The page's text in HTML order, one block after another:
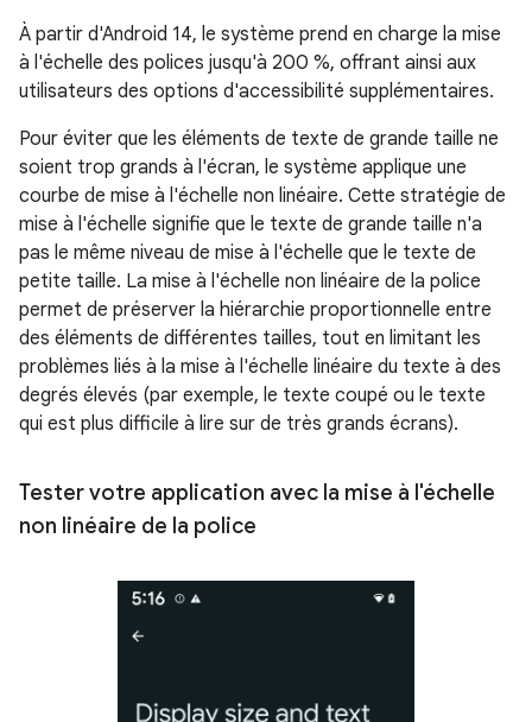
À partir d'Android 14, le système prend en charge la mise
à l'échelle des polices jusqu'à 200 %, offrant ainsi aux
utilisateurs des options d'accessibilité supplémentaires.
Pour éviter que les éléments de texte de grande taille ne
soient trop grands à l'écran, le système applique une
courbe de mise à l'échelle non linéaire. Cette stratégie de
mise à l'échelle signifie que le texte de grande taille n'a
pas le même niveau de mise à l'échelle que le texte de
petite taille. La mise à l'échelle non linéaire de la police
permet de préserver la hiérarchie proportionnelle entre
des éléments de différentes tailles, tout en limitant les
problèmes liés à la mise à l'échelle linéaire du texte à des
degrés élevés (par exemple, le texte coupé ou le texte
qui est plus difficile à lire sur de très grands écrans).
Tester votre application avec la mise à l'échelle
non linéaire de la police